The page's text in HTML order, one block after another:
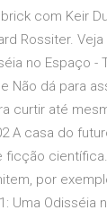
com Keir
Rossiter.
no Espaço -
Não dá para
curtir até
A casa do
ficção
por
Uma Odisséia